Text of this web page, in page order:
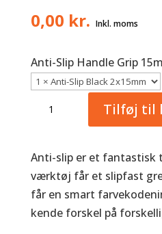
0,00 kr.
Anti-Slip Handle Grip
Grip
15mm
antal
Tilføj til
Anti-slip er et fantastisk
værktøj får et slipfast
får en smart
kende forskel på